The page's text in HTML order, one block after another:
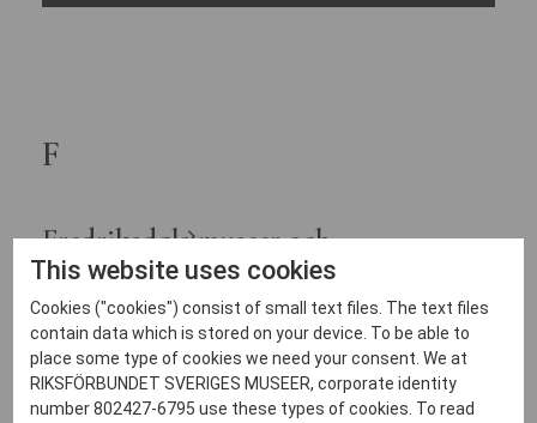
Statens museer för maritim- transport- och
Statens musikverk
Östergötlands museum
F
Fredriksdals museer och
trädgårdar
G
This website uses cookies
Cookies ("cookies") consist of small text files. The text files
contain data which is stored on your device. To be able to
place some type of cookies we need your consent. We at
RIKSFÖRBUNDET SVERIGES MUSEER, corporate identity
number 802427-6795 use these types of cookies. To read